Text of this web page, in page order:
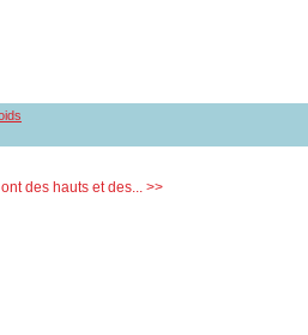
des hauts et des... >>